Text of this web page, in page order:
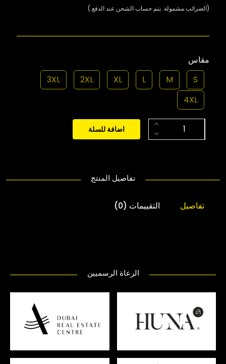
(الضرائب مشمولة. يتم حساب الشحن عند الدفع.)
مقاس
S
M
L
XL
2XL
3XL
4XL
اضافة للسلة
تفاصيل المنتج
تفاصيل التقييمات (0)
الرعاة الرسميين